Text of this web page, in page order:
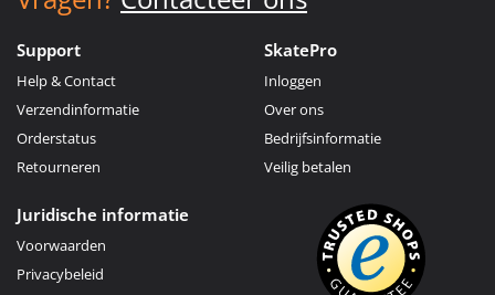
Support
Help & Contact
Verzendinformatie
Orderstatus
Retourneren
SkatePro
Inloggen
Over ons
Bedrijfsinformatie
Veilig betalen
Juridische informatie
Voorwaarden
Privacybeleid